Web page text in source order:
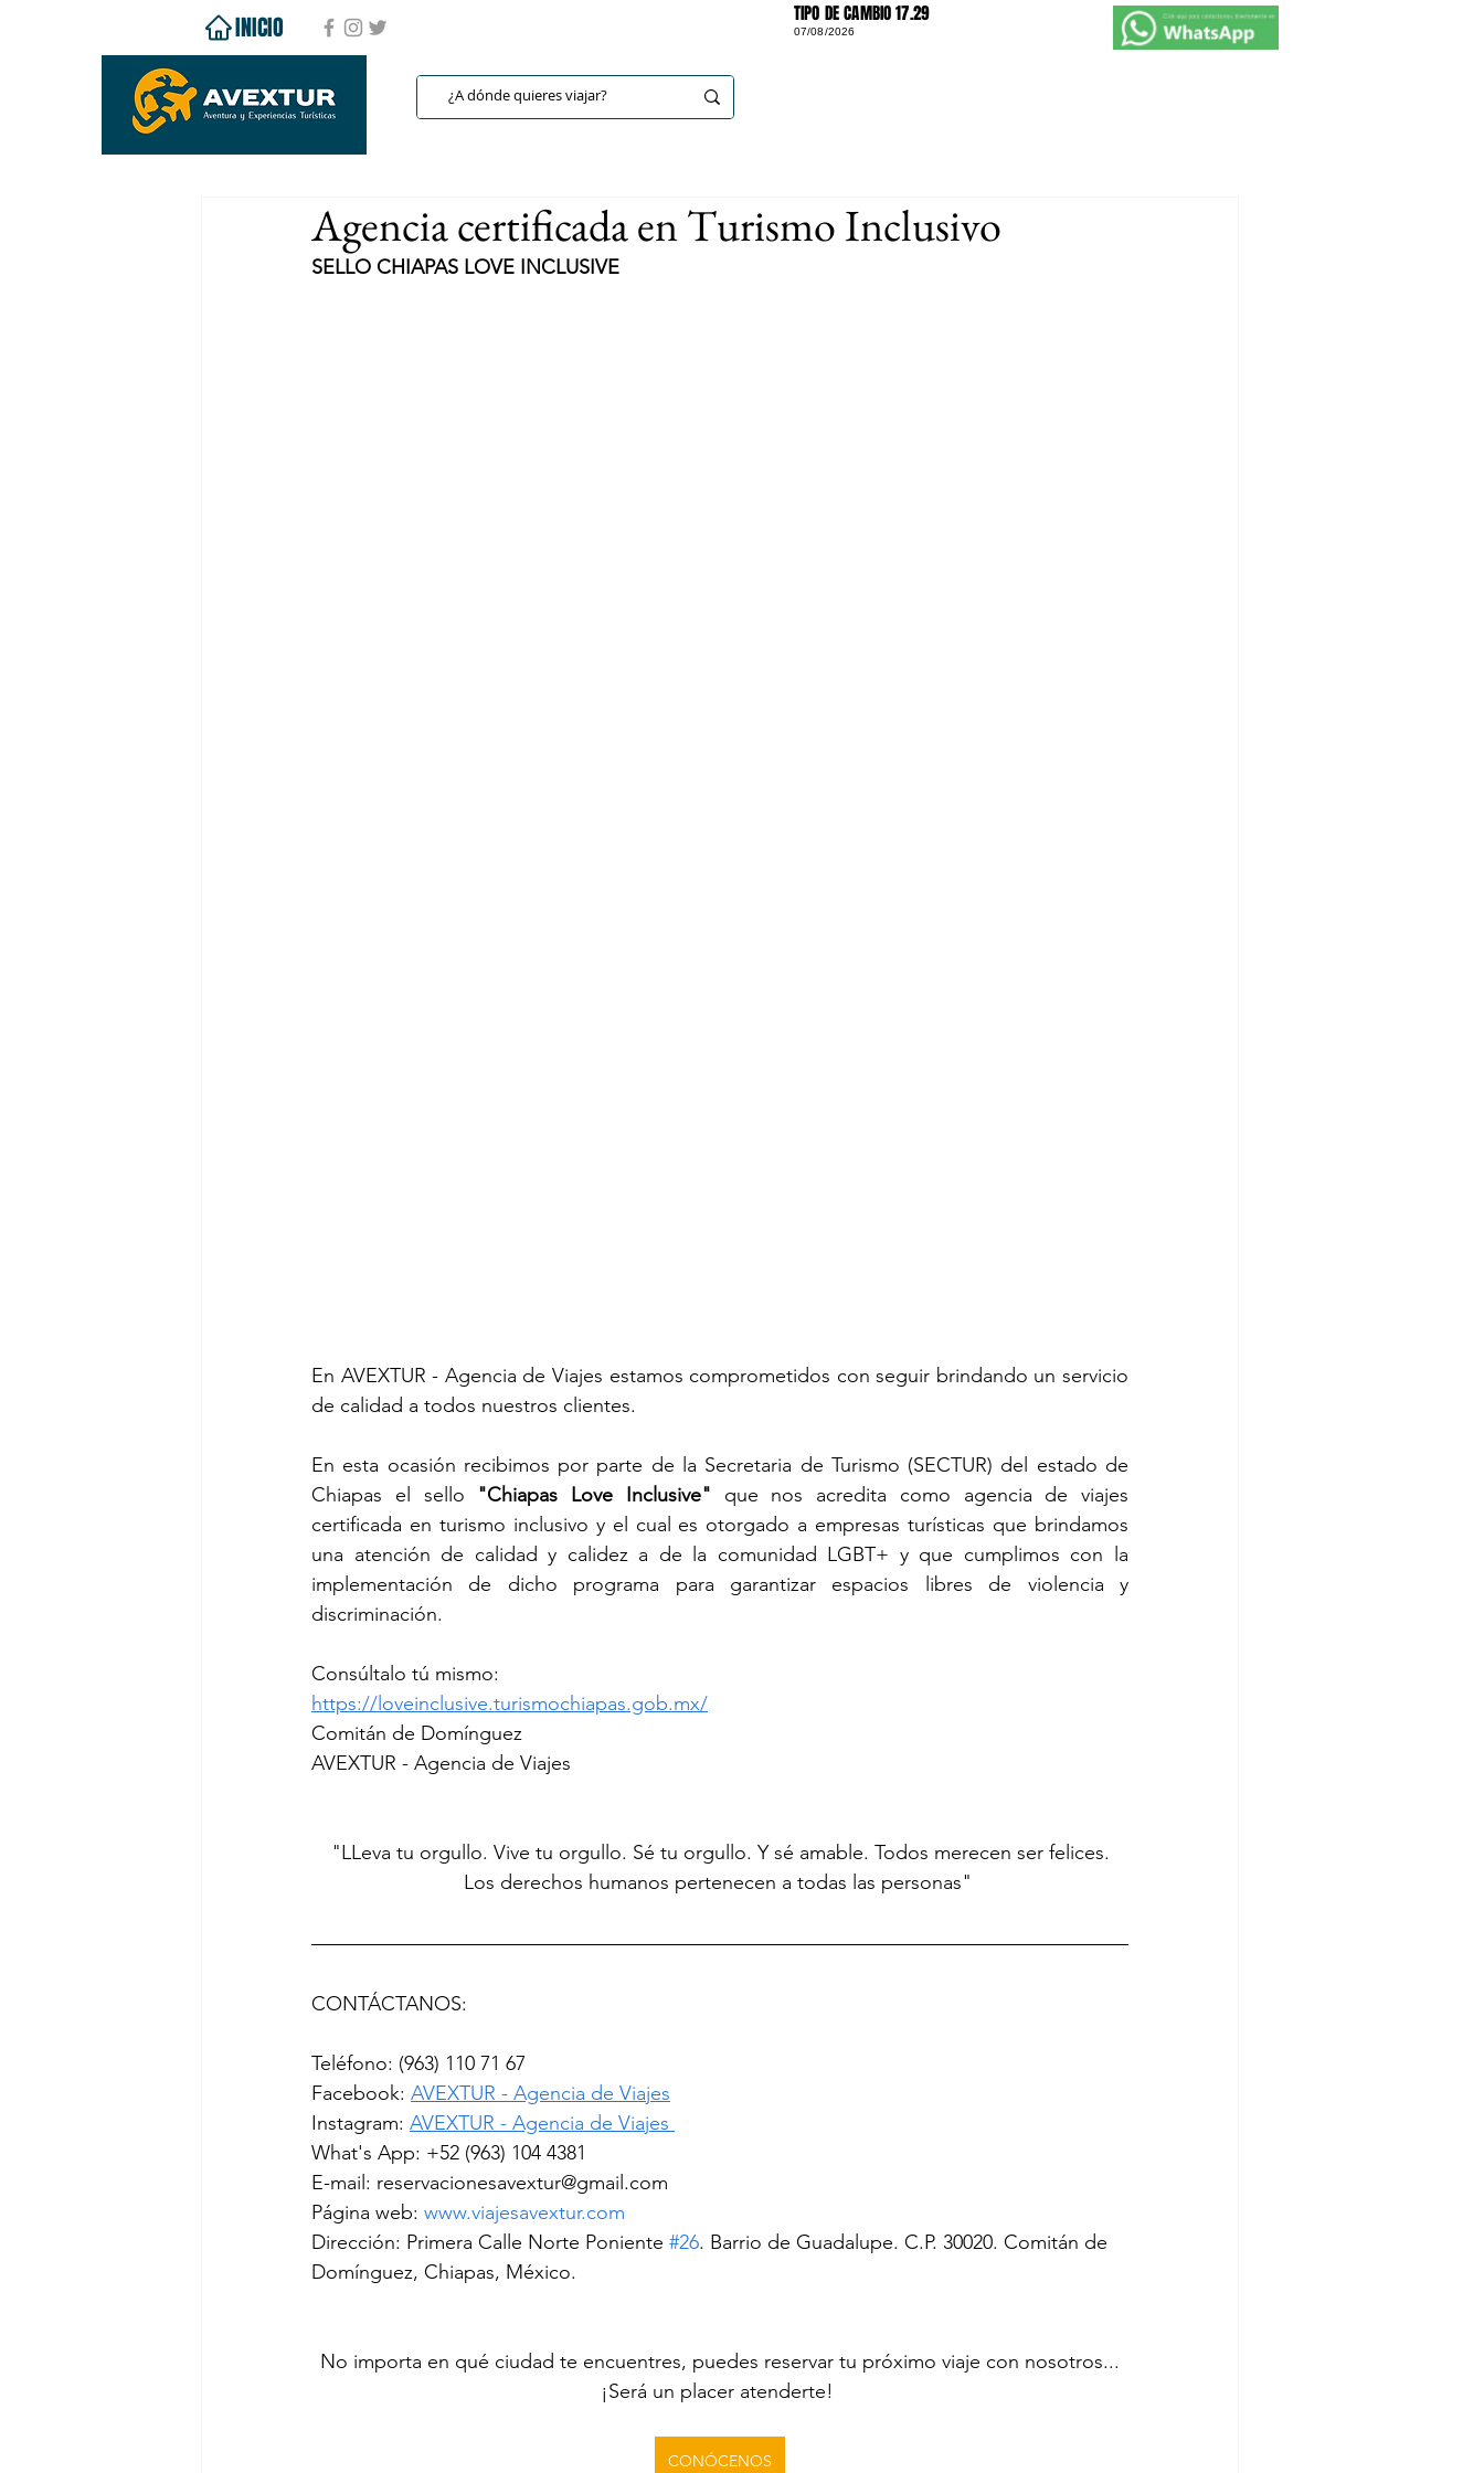
INICIO TIPO DE CAMBIO 17.29
07/08/2026
Agencia certificada en Turismo Inclusivo
SELLO CHIAPAS LOVE INCLUSIVE
En AVEXTUR - Agencia de Viajes estamos comprometidos con seguir brindando un servicio
de calidad a todos nuestros clientes.
En esta ocasión recibimos por parte de la Secretaria de Turismo (SECTUR) del estado de
Chiapas el sello "Chiapas Love Inclusive" que nos acredita como agencia de viajes
certificada en turismo inclusivo y el cual es otorgado a empresas turísticas que brindamos
una atención de calidad y calidez a de la comunidad LGBT+ y que cumplimos con la
implementación de dicho programa para garantizar espacios libres de violencia y
discriminación.
Consúltalo tú mismo:
https://loveinclusive.turismochiapas.gob.mx/
Comitán de Domínguez
AVEXTUR - Agencia de Viajes
"LLeva tu orgullo. Vive tu orgullo. Sé tu orgullo. Y sé amable. Todos merecen ser felices.
Los derechos humanos pertenecen a todas las personas"
CONTÁCTANOS:
Teléfono: (963) 110 71 67
Facebook: AVEXTUR - Agencia de Viajes
Instagram: AVEXTUR - Agencia de Viajes
What's App: +52 (963) 104 4381
E-mail: reservacionesavextur@gmail.com
Página web: www.viajesavextur.com
Dirección: Primera Calle Norte Poniente #26. Barrio de Guadalupe. C.P. 30020. Comitán de
Domínguez, Chiapas, México.
¡Será un placer atenderte!
CONÓCENOS